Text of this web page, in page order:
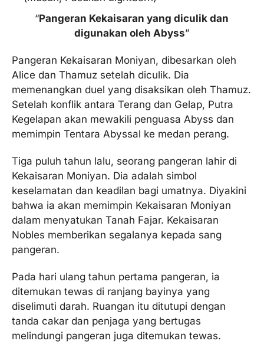
“Pangeran Kekaisaran yang diculik dan
digunakan oleh Abyss”
Pangeran Kekaisaran Moniyan, dibesarkan oleh
Alice dan Thamuz setelah diculik. Dia
memenangkan duel yang disaksikan oleh Thamuz.
Setelah konflik antara Terang dan Gelap, Putra
Kegelapan akan mewakili penguasa Abyss dan
memimpin Tentara Abyssal ke medan perang.
Tiga puluh tahun lalu, seorang pangeran lahir di
Kekaisaran Moniyan. Dia adalah simbol
keselamatan dan keadilan bagi umatnya. Diyakini
bahwa ia akan memimpin Kekaisaran Moniyan
dalam menyatukan Tanah Fajar. Kekaisaran
Nobles memberikan segalanya kepada sang
pangeran.
Pada hari ulang tahun pertama pangeran, ia
ditemukan tewas di ranjang bayinya yang
diselimuti darah. Ruangan itu ditutupi dengan
tanda cakar dan penjaga yang bertugas
melindungi pangeran juga ditemukan tewas.